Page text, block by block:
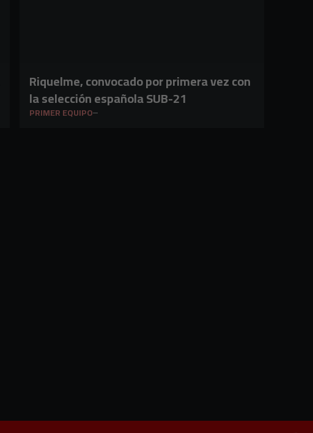
Riquelme, convocado por primera vez con
la selección española SUB-21
PRIMER EQUIPO